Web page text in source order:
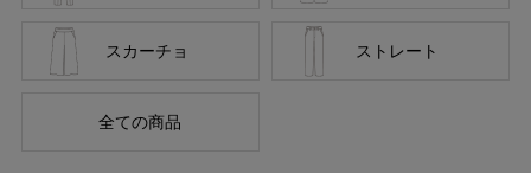
スカーチョ ストレート
全ての商品